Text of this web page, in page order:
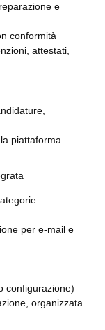
e
conformità
attestati,
piattaforma
per e-mail e
configurazione)
organizzata